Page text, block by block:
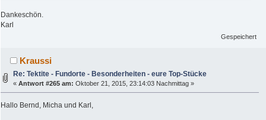
Dankeschön.
Karl
Gespeichert
Kraussi
Re: Tektite - Fundorte - Besonderheiten - eure Top-Stücke
«Antwort #265 am: Oktober 21, 2015, 23:14:03 Nachmittag »
Hallo Bernd, Micha und Karl,